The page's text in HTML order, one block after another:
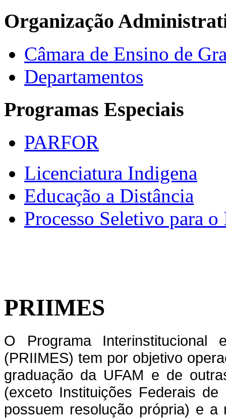
Organização
Câmara de Ensino de
Departamentos
Programas Especiais
PARFOR
Licenciatura Indigena
Educação a Distância
Processo Seletivo para
PRIIMES
O Programa Interinstitucional
(PRIIMES) tem por objetivo
graduação da UFAM e de
(exceto Instituições Federais
possuem resolução própria) e a